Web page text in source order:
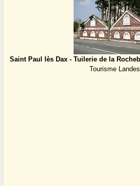
Saint Paul lès Dax - Tuilerie de la
Tourisme Landes